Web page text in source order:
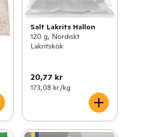
Salt Lakrits Hallon
120 g, Nordiskt
Lakritskök
20,77 kr
173,08 kr /kg